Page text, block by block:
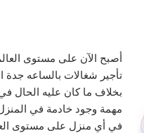
أصبح الآن على مستوى
تأجير شغالات بالساعه جدة
بخلاف ما كان عليه الحال
مهمة وجود خادمة في
في أي منزل على مستوى